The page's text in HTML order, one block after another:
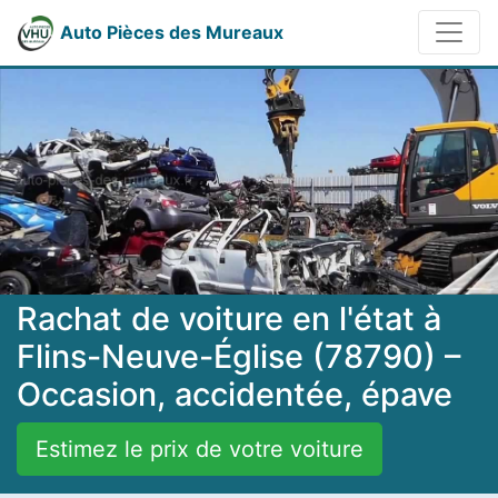
Auto Pièces des Mureaux
Rachat de voiture en l'état à
Flins-Neuve-Église (78790) –
Occasion, accidentée, épave
Estimez le prix de votre voiture